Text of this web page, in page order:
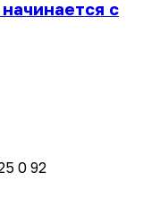
с
0 92